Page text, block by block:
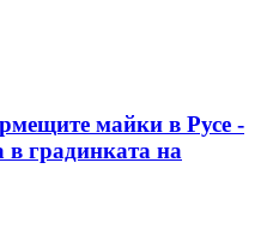
майки в Русе -
в градинката на